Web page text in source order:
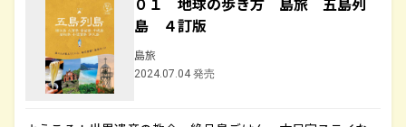
島 ４訂版
島旅
2024.07.04 発売